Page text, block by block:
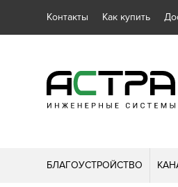
Контакты Как купить
БЛАГОУСТРОЙСТВО